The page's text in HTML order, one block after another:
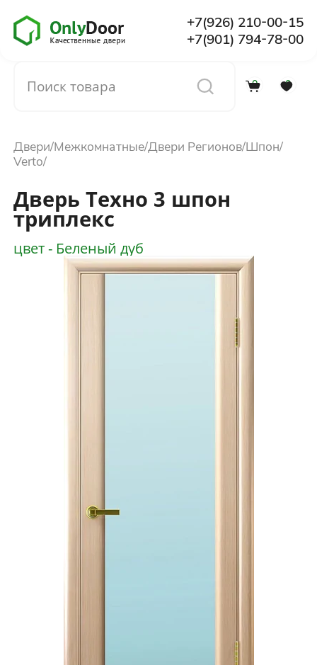
+7(926) 210-00-15
+7(901) 794-78-00
0 0
О компании
Установка
Доставка и оплата
Двери Межкомнатные Двери Регионов Шпон
Verto
Дверь Техно 3 шпон
триплекс
цвет - Беленый дуб